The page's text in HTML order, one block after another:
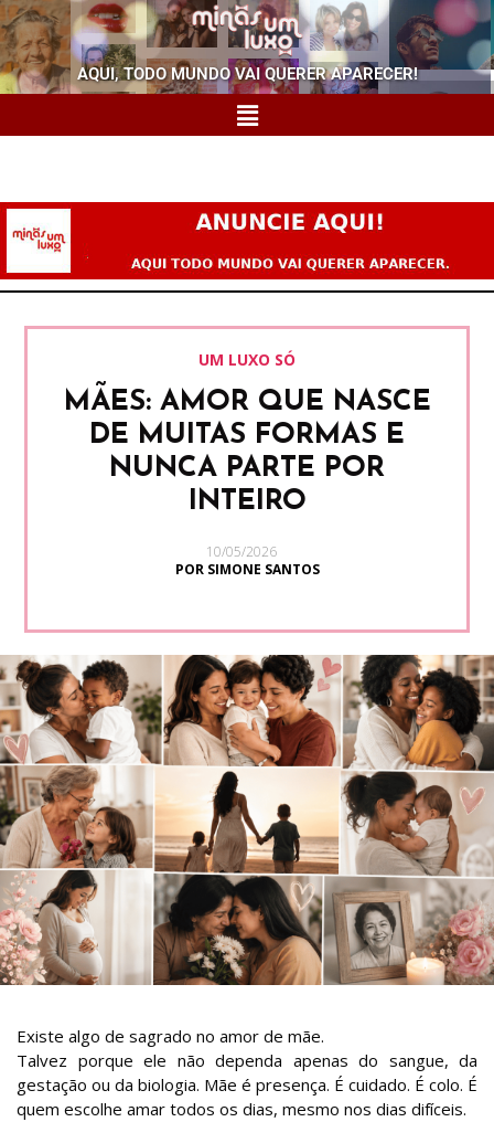
AQUI, TODO MUNDO VAI QUERER APARECER!
UM LUXO SÓ
MÃES: AMOR QUE NASCE
DE MUITAS FORMAS E
NUNCA PARTE POR
INTEIRO
10/05/2026
POR SIMONE SANTOS
Existe algo de sagrado no amor de mãe.
Talvez porque ele não dependa apenas do sangue, da
gestação ou da biologia. Mãe é presença. É cuidado. É colo. É
quem escolhe amar todos os dias, mesmo nos dias difíceis.